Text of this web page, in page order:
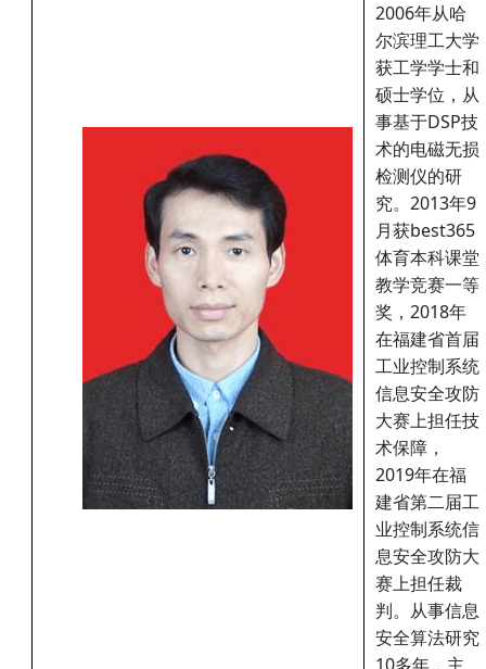
2006年从哈
尔滨理工大学
获工学学士和
硕士学位，从
事基于DSP技
术的电磁无损
检测仪的研
究。2013年9
月获best365
体育本科课堂
教学竞赛一等
奖，2018年
在福建省首届
工业控制系统
信息安全攻防
大赛上担任技
术保障，
2019年在福
建省第二届工
业控制系统信
息安全攻防大
赛上担任裁
判。从事信息
安全算法研究